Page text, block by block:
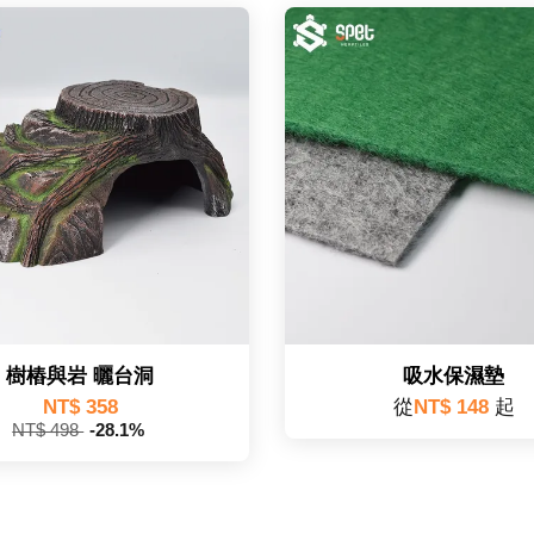
樹樁與岩 曬台洞
NT$ 358
NT$ 498 -28.1%
吸水保濕墊
從NT$ 148 起